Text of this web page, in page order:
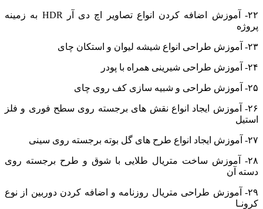
۲۲- آموزش اضافه کردن انواع تصاویر اچ دی آر HDR به زمینه
پروژه
۲۳- آموزش طراحی انواع شیشه لیوان و استکان چای
۲۴- آموزش طراحی شیرینی همراه با پودر
۲۵- آموزش طراحی و شبیه سازی کف روی چای
۲۶- آموزش ایجاد انواع نقش های برجسته روی سطح فوری و فلز
استیل
۲۷- آموزش ایجاد انواع طرح های گل بوته برجسته روی سینی
۲۸- آموزش ساخت متریال طلایی با شوق و طرح برجسته روی
دسته آن
۲۹- آموزش طراحی متریال روزنامه و اضافه کردن دوربین از نوع
کرونـا